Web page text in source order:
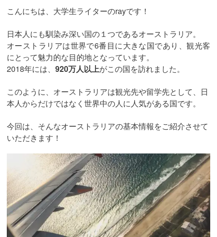
こんにちは、大学生ライターのrayです！
日本人にも馴染み深い国の１つであるオーストラリア。
オーストラリアは世界で6番目に大きな国であり、観光客
にとって魅力的な目的地となっています。
2018年には、 920万人以上がこの国を訪れました。
このように、オーストラリアは観光先や留学先として、日
本人からだけではなく世界中の人に人気がある国です。
今回は、そんなオーストラリアの基本情報をご紹介させて
いただきます！